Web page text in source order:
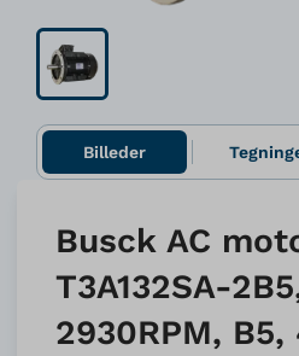
Billeder
Busck AC
T3A132SA-
2930RPM,